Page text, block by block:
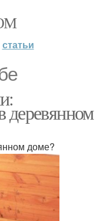
статьи
деревянном
доме?